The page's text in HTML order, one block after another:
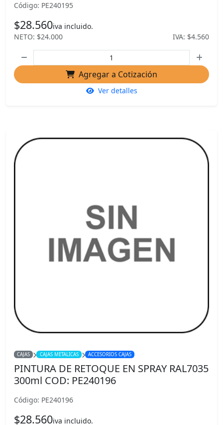
Código: PE240195
$28.560iva incluido.
NETO: $24.000
IVA: $4.560
Agregar a Cotización
Ver detalles
CAJAS CAJAS METALICAS ACCESORIOS CAJAS
PINTURA DE RETOQUE EN SPRAY RAL7035
300ml COD: PE240196
Código: PE240196
$28.560iva incluido.